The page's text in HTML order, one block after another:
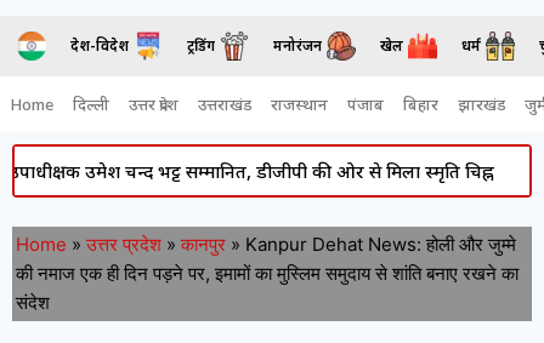
देश-विदेश ट्रेंडिंग मनोरंजन खेल धर्म
Home दिल्ली उत्तर प्रदेश उत्तराखंड राजस्थान पंजाब बिहार झारखंड
चन्द भट्ट सम्मानित, डीजीपी की ओर से मिला स्मृति चिह्न Atiq
Home » उत्तर प्रदेश » कानपुर » Kanpur Dehat News: होली और जुम्मे
की नमाज एक ही दिन पड़ने पर, इमामों का मुस्लिम समुदाय से शांति बनाए रखने का
संदेश